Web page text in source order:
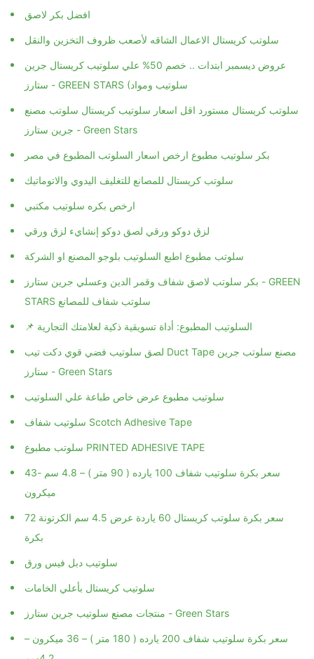
افضل بكر لاصق
سلوتب كريستال الاعمال الشاقه لأصعب ظروف التخزين والنقل
عروض ديسمبر ابتدات .. خصم 50% علي سلوتيب كريستال جرين
ستارز - GREEN STARS (سلوتيب ومواد
سلوتب كريستال مستورد اقل اسعار سلوتيب كريستال سلوتب مصنع
جرين ستارز - Green Stars
بكر سلوتيب مطبوع ارخص اسعار السلوتب المطبوع في مصر
سلوتب كريستال للمصانع للتغليف اليدوي والاتوماتيك
ارخص بكره سلوتيب مكتبي
لزق دوكو ورقي لصق دوكو إنشايء لزق ورقي
سلوتب مطبوع اطبع السلوتيب بلوجو المصنع او الشركة
بكر سلوتب لاصق شفاف وقمر الدين وعسلي جرين ستارز - GREEN
STARS سلوتب شفاف للمصانع
📌 السلوتيب المطبوع: أداة تسويقية ذكية لعلامتك التجارية
لصق سلوتيب فضي قوي دكت تيب Duct Tape مصنع سلوتب جرين
ستارز - Green Stars
سلوتيب مطبوع عرض خاص طباعة علي السلوتيب
سلوتيب شفاف Scotch Adhesive Tape
سلوتب مطبوع PRINTED ADHESIVE TAPE
سعر بكرة سلوتيب شفاف 100 يارده ( 90 متر ) – 4.8 سم -43
ميكرون
سعر بكرة سلوتب كريستال 60 ياردة عرض 4.5 سم الكرتونة 72
بكرة
سلوتيب دبل فيس ورق
سلوتيب كريستال بأعلي الخامات
منتجات مصنع سلوتيب جرين ستارز - Green Stars
سعر بكرة سلوتيب شفاف 200 يارده ( 180 متر ) – 36 ميكرون –
4.2سم